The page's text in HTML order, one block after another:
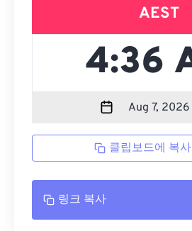
AEST
클립보드에 복사
링크 복사